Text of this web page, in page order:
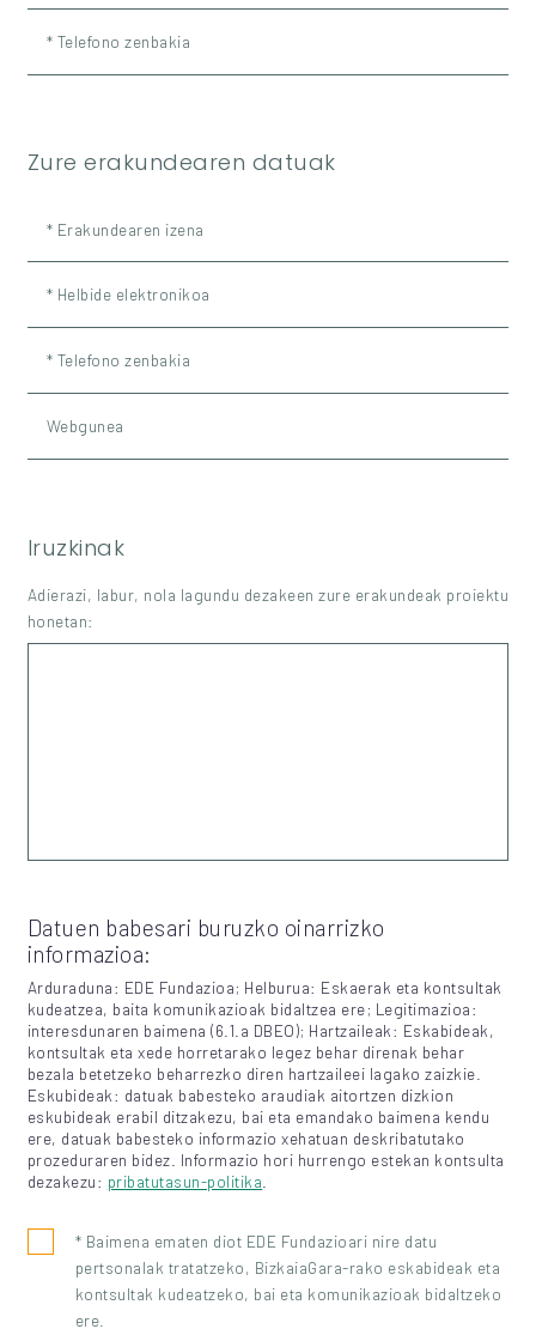
* Telefono zenbakia
Zure erakundearen datuak
* Erakundearen izena
* Helbide elektronikoa
* Telefono zenbakia
Webgunea
Iruzkinak
Adierazi, labur, nola lagundu dezakeen zure erakundeak proiektu
honetan:
Datuen babesari buruzko oinarrizko
informazioa:
Arduraduna: EDE Fundazioa; Helburua: Eskaerak eta kontsultak
kudeatzea, baita komunikazioak bidaltzea ere; Legitimazioa:
interesdunaren baimena (6.1.a DBEO); Hartzaileak: Eskabideak,
kontsultak eta xede horretarako legez behar direnak behar
bezala betetzeko beharrezko diren hartzaileei lagako zaizkie.
Eskubideak: datuak babesteko araudiak aitortzen dizkion
eskubideak erabil ditzakezu, bai eta emandako baimena kendu
ere, datuak babesteko informazio xehatuan deskribatutako
prozeduraren bidez. Informazio hori hurrengo estekan kontsulta
dezakezu: pribatutasun-politika
* Baimena ematen diot EDE Fundazioari nire datu
pertsonalak tratatzeko, BizkaiaGara-rako eskabideak eta
kontsultak kudeatzeko, bai eta komunikazioak bidaltzeko
ere.